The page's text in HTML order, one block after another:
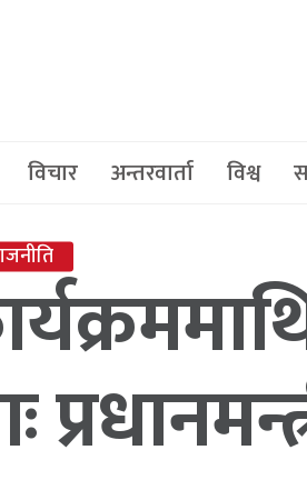
विचार अन्तरवार्ता विश्व